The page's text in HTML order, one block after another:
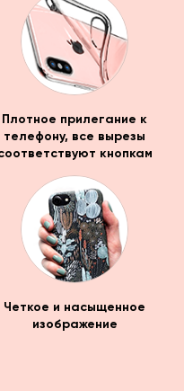
Плотное прилегание к
телефону, все вырезы
кнопкам
Четкое и насыщенное
изображение